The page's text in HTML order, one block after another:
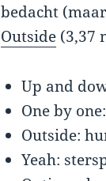
bedacht
Outside (3,37
Up and
One by
Outside:
Yeah: